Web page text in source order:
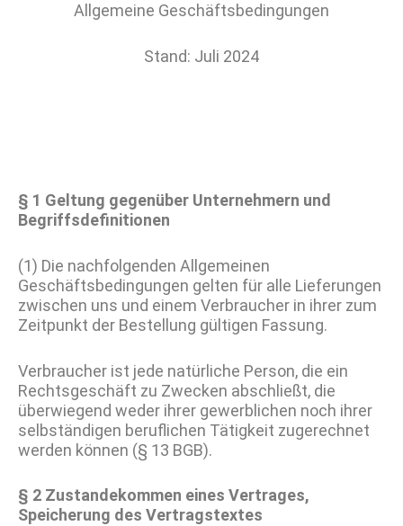
Allgemeine Geschäftsbedingungen
Stand: Juli 2024
§ 1 Geltung gegenüber Unternehmern und
Begriffsdefinitionen
(1) Die nachfolgenden Allgemeinen
Geschäftsbedingungen gelten für alle Lieferungen
zwischen uns und einem Verbraucher in ihrer zum
Zeitpunkt der Bestellung gültigen Fassung.
Verbraucher ist jede natürliche Person, die ein
Rechtsgeschäft zu Zwecken abschließt, die
überwiegend weder ihrer gewerblichen noch ihrer
selbständigen beruflichen Tätigkeit zugerechnet
werden können (§ 13 BGB).
§ 2 Zustandekommen eines Vertrages,
Speicherung des Vertragstextes